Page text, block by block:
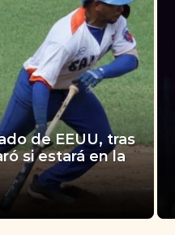
de EEUU, tras
si estará en la